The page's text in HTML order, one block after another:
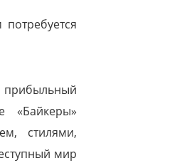
«Байкеры»
стилями,
мир